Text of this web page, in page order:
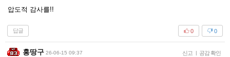
압도적 감사를!!
답글 0
0
홍땅구 26-06-15 09:37 신고 | 공감 확인